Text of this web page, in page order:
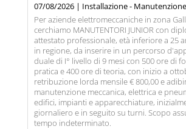
07/08/2026 | Installazione -
Per aziende elettromeccaniche in zona
cerchiamo MANUTENTORI JUNIOR con
attestato professionale, età inferiore a 25
in regione, da inserire in un percorso
duale di I° livello di 9 mesi con 500 ore di
pratica e 400 ore di teoria, con inizio a
retribuzione lorda mensile € 800,00 e
manutenzione meccanica, elettrica e
edifici, impianti e apparecchiature,
giornaliero e in seguito su turni. Scopo
tempo indeterminato.